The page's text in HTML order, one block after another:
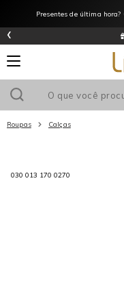
Presentes de última
‹
Roupas Calças
030 013 170 0270